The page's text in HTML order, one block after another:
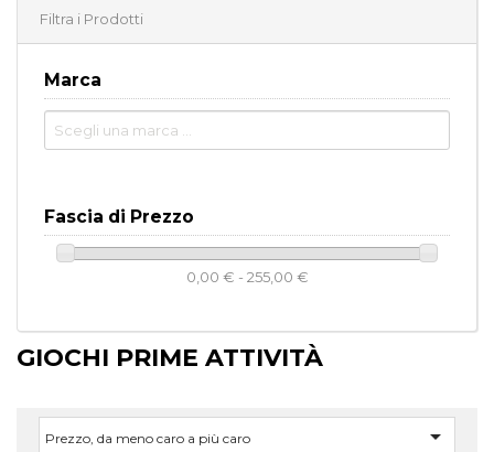
Filtra i Prodotti
Marca
Fascia di Prezzo
0,00 € - 255,00 €
GIOCHI PRIME ATTIVITÀ
Prezzo, da meno caro a più caro 